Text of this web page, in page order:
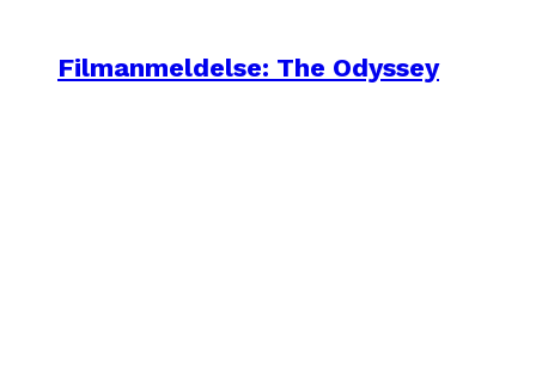
Filmanmeldelse: The Odyssey